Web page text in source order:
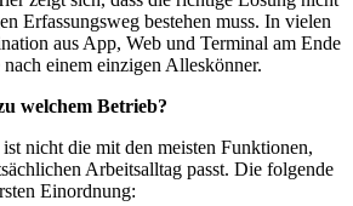
Erfassungsweg bestehen muss. In vielen
aus App, Web und Terminal am Ende
einem einzigen Alleskönner.
welchem Betrieb?
nicht die mit den meisten Funktionen,
Arbeitsalltag passt. Die folgende
Einordnung: